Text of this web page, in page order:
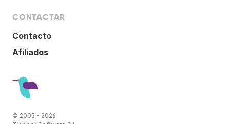
CONTACTAR
Contacto
Afiliados
© 2005 - 2026